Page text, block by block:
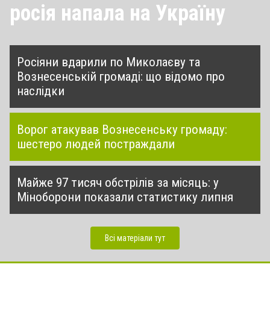
росія напала на Україну
Росіяни вдарили по Миколаєву та
Вознесенській громаді: що відомо про
наслідки
Ворог атакував Вознесенську громаду:
шестеро людей постраждали
Майже 97 тисяч обстрілів за місяць: у
Міноборони показали статистику липня
Всі матеріали тут